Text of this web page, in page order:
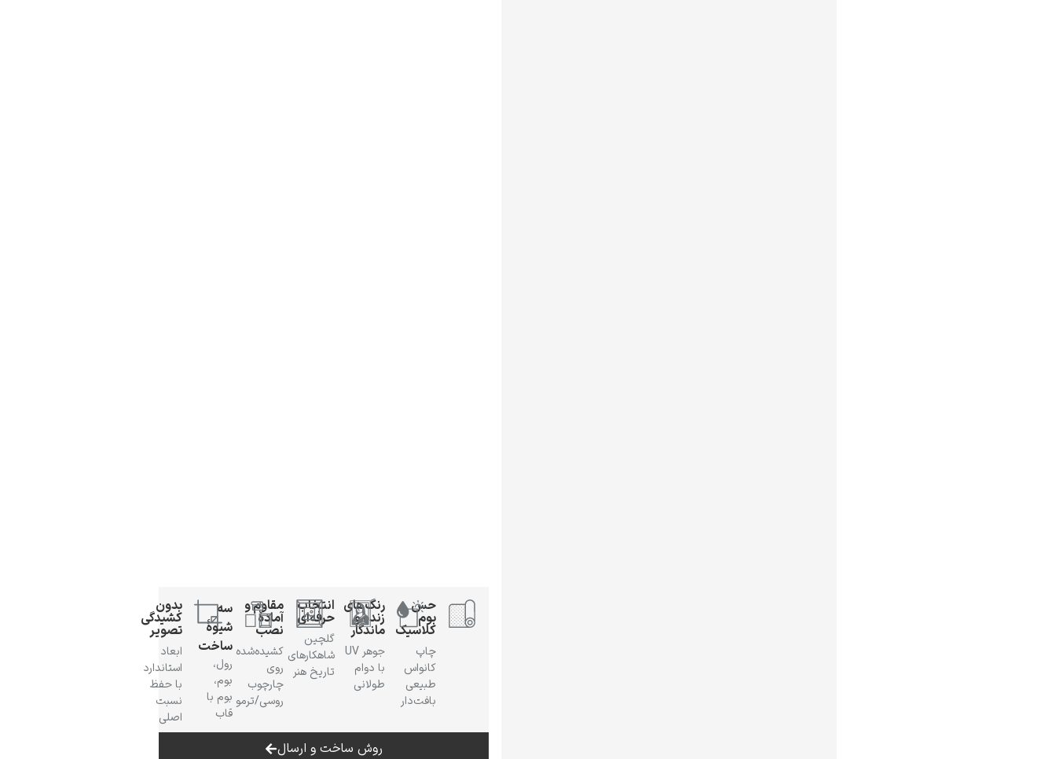
حس
بوم
کلاسیک
چاپ
کانواس
طبیعی
بافت‌دار
رنگ‌های
زنده و
ماندگار
جوهر UV
با دوام
طولانی
انتخاب
حرفه‌ای
گلچین
شاهکارهای
تاریخ هنر
مقاوم و
آمادهٔ
نصب
کشیده‌شده
روی
چارچوب
روسی/ترمو
سه
شیوهٔ
ساخت
رول،
بوم،
بوم با
قاب
بدون
کشیدگی
تصویر
ابعاد
استاندارد
با حفظ
نسبت
اصلی
روش ساخت و ارسال